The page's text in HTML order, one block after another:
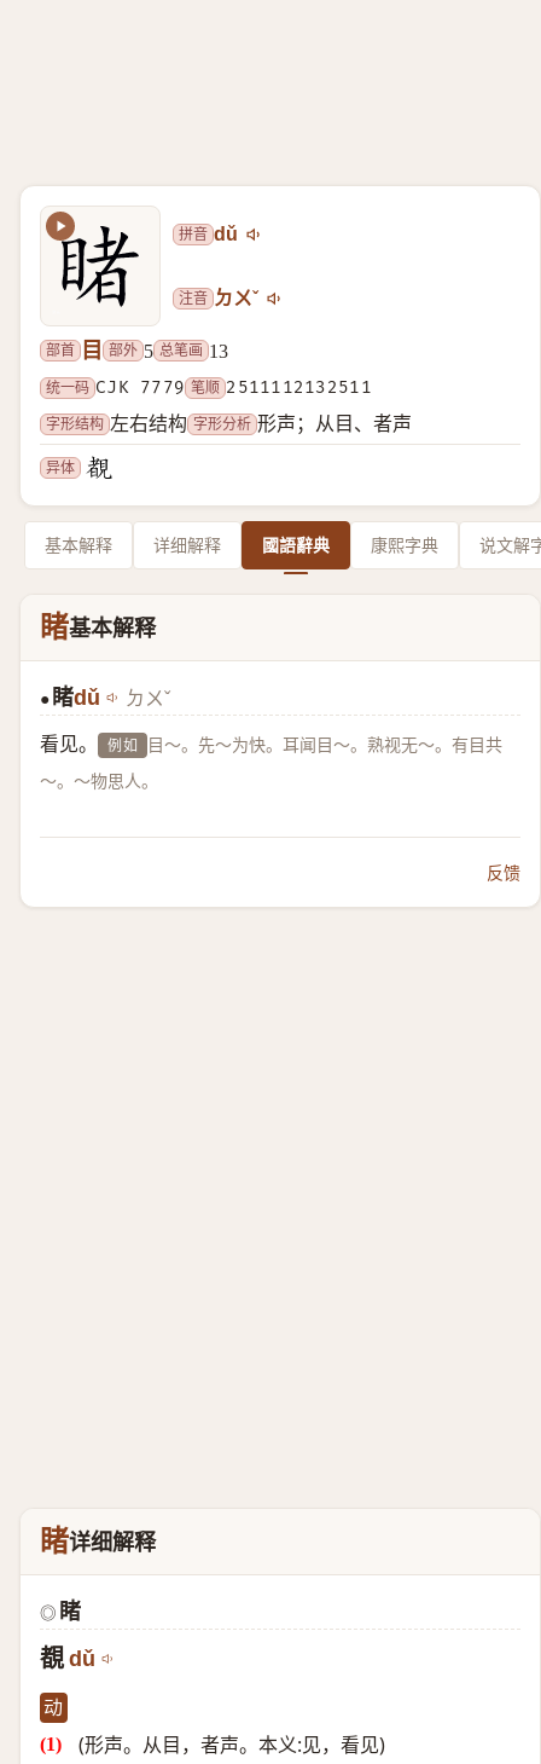
拼音 dǔ
注音 ㄉㄨˇ
部首 目 部外 5 总笔画 13
统一码 CJK 7779 笔顺 2511112132511
字形结构 左右结构 字形分析 形声；从目、者声
异体
基本解释 详细解释 國語辭典 康熙字典 说文解
睹基本解释
● 睹dǔ ㄉㄨˇ
看见。 例如
目～。先～为快。耳闻目～。熟视无～。有目共
～。～物思人。
反馈
睹详细解释
◎ 睹
覩 dǔ
动
(形声。从目，者声。本义:见，看见)